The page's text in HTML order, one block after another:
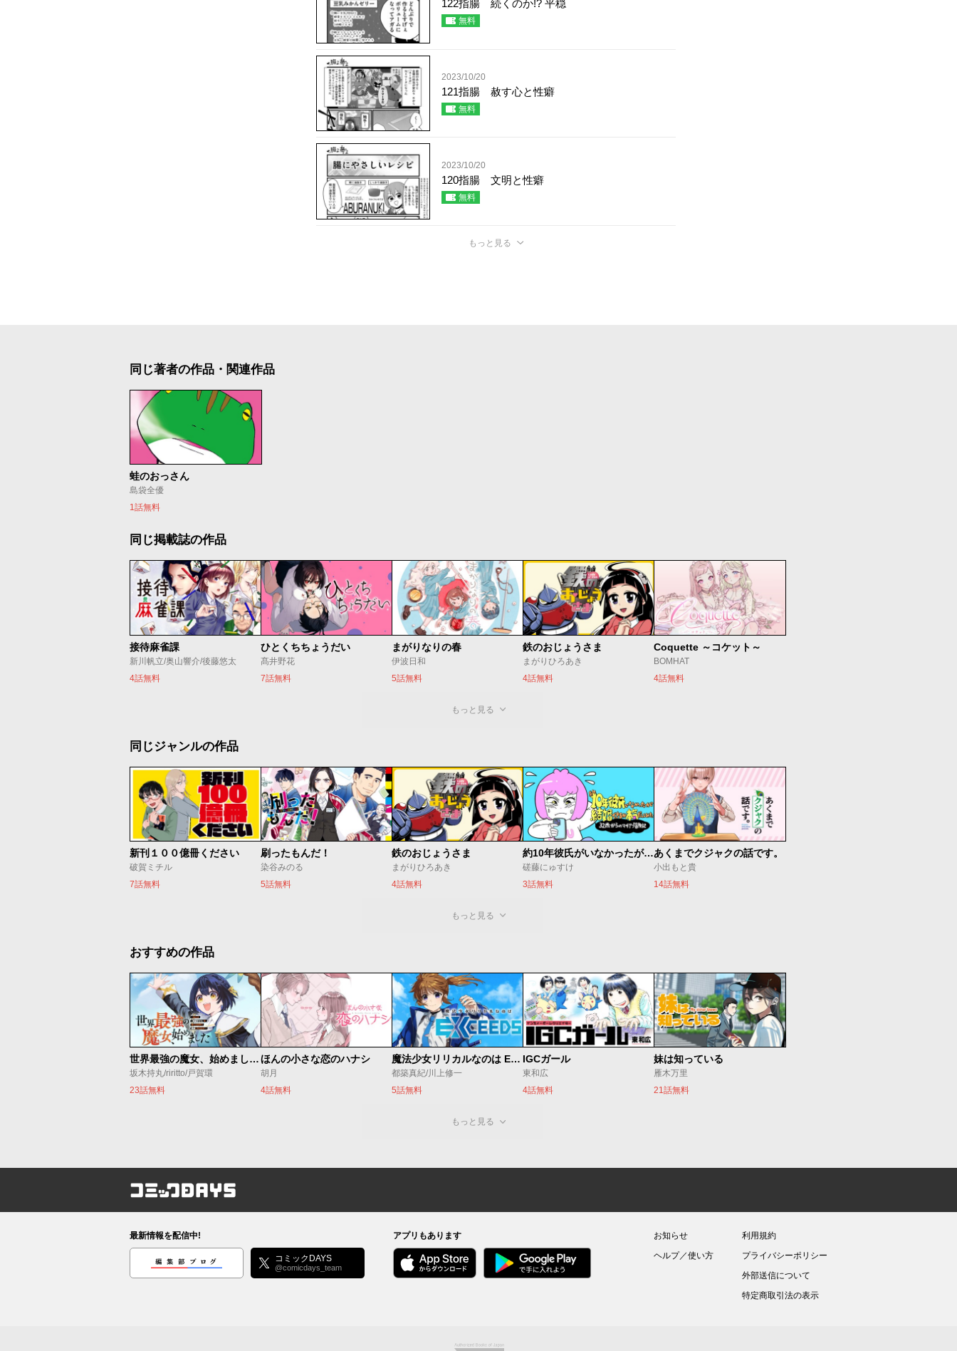
122指腸 続くのか!? 平穏
無料
2023/10/20
121指腸 赦す心と性癖
無料
2023/10/20
120指腸 文明と性癖
無料
もっと見る
同じ著者の作品・関連作品
蛙のおっさん
島袋全優
1話無料
同じ掲載誌の作品
接待麻雀課
新川帆立/奥山響介/後藤悠太
4話無料
ひとくちちょうだい
髙井野花
7話無料
まがりなりの春
伊波日和
5話無料
鉄のおじょうさま
まがりひろあき
4話無料
Coquette ～コケット～
BOMHAT
4話無料
もっと見る
同じジャンルの作品
新刊１００億冊ください
破賀ミチル
7話無料
刷ったもんだ！
染谷みのる
5話無料
鉄のおじょうさま
まがりひろあき
4話無料
約10年彼氏がいなかったが結婚できるか本気出してみた 32歳からのマチアプ冒険記
磋藤にゅすけ
3話無料
あくまでクジャクの話です。
小出もと貴
14話無料
もっと見る
おすすめの作品
世界最強の魔女、始めました ～私だけ『攻略サイト』を見れる世界で自由に生きます～
坂木持丸/riritto/戸賀環
23話無料
ほんの小さな恋のハナシ
胡月
4話無料
魔法少女リリカルなのは EXCEEDS
都築真紀/川上修一
5話無料
IGCガール
東和広
4話無料
妹は知っている
雁木万里
21話無料
もっと見る
コミックDAYS
最新情報を配信中!
編集部ブログ コミックDAYS
@comicdays_team
アプリもあります
お知らせ
ヘルプ／使い方
利用規約
プライバシーポリシー
外部送信について
特定商取引法の表示